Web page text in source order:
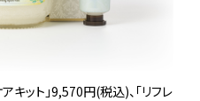
キット」9,570円(税込)、「リフレ